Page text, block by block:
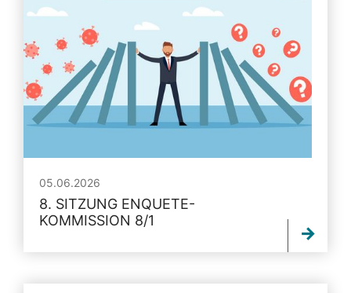
05.06.2026
8. SITZUNG ENQUETE-
KOMMISSION 8/1